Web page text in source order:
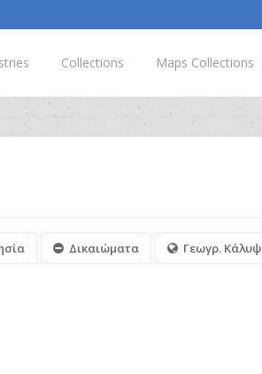
Collections Maps Collections
Δικαιώματα Γεωγρ.